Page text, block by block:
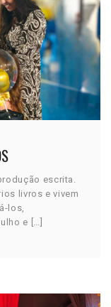
escrita.
livros e vivem
los,
e […]